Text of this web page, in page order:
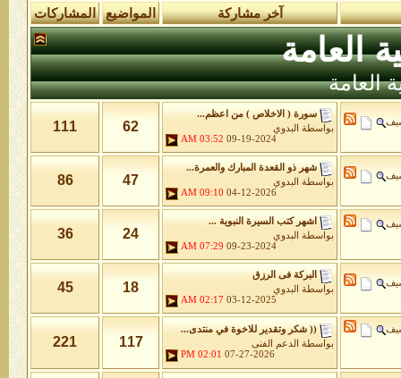
آخر مشاركة المواضيع المشاركات
العامة
العامة
سورة ( الاخلاص ) من اعظم...
بواسطة
البدوي
09-19-2024
03:52 AM
62
111
شهر ذو القعدة المبارك والعمرة...
بواسطة
البدوي
04-12-2026
09:10 AM
47
86
اشهر كتب السيرة النبوية ...
بواسطة
البدوي
09-23-2024
07:29 AM
24
36
البركة فى الرزق
بواسطة
البدوي
03-12-2025
02:17 AM
18
45
(( شكر وتقدير للاخوة في منتدى...
بواسطة
الدعم الفنى
07-27-2026
02:01 PM
117
221